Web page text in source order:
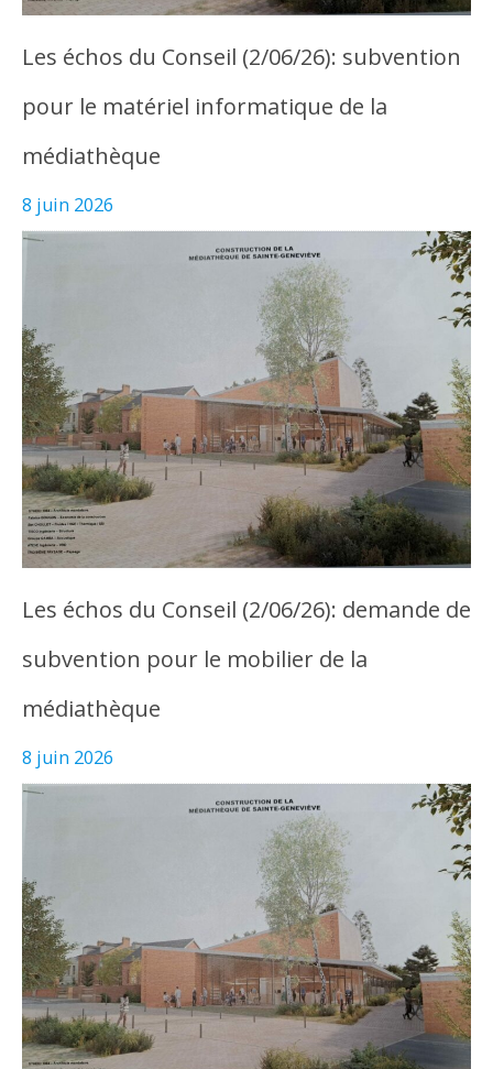
Les échos du Conseil (2/06/26): subvention
pour le matériel informatique de la
médiathèque
8 juin 2026
Les échos du Conseil (2/06/26): demande de
subvention pour le mobilier de la
médiathèque
8 juin 2026